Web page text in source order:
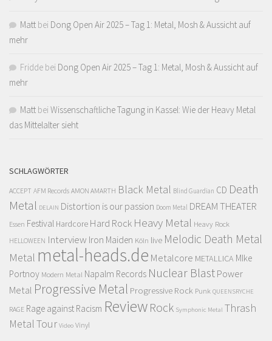
Matt bei Dong Open Air 2025 – Tag 1: Metal, Mosh & Aussicht auf
mehr
Fridde bei Dong Open Air 2025 – Tag 1: Metal, Mosh & Aussicht auf
mehr
Matt bei Wissenschaftliche Tagung in Kassel: Wie der Heavy Metal
das Mittelalter sieht
SCHLAGWÖRTER
ACCEPT AFM Records AMON AMARTH Black Metal Blind Guardian CD Death
Metal DELAIN Distortion is our passion Doom Metal DREAM THEATER
Essen Festival Hardcore Hard Rock Heavy Metal Heavy Rock
HELLOWEEN Interview Iron Maiden Köln live Melodic Death Metal
Metal metal-heads.de Metalcore METALLICA MIke
Portnoy Modern Metal Napalm Records Nuclear Blast Power
Metal Progressive Metal Progressive Rock Punk QUEENSRYCHE
RAGE Rage against Racism Review Rock Symphonic Metal Thrash
MetalTour Video Vinyl